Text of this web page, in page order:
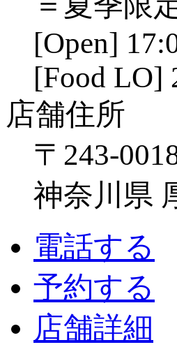
[Open]
[Food
店舗住所
〒243-
神奈川県
電話する
予約する
店舗詳細